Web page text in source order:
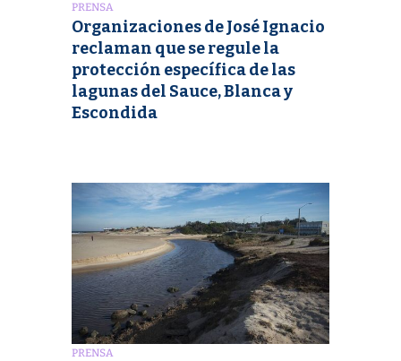
PRENSA
Organizaciones de José Ignacio
reclaman que se regule la
protección específica de las
lagunas del Sauce, Blanca y
Escondida
PRENSA